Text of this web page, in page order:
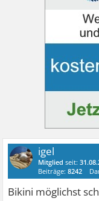
igel
Mitglied seit:
Beiträge:8242
Bikini möglichst